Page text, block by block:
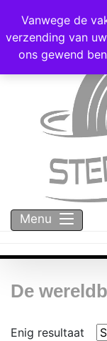
Voor
Menu
De
Enig resultaat
Vanwege de
verzending van
ons gewend